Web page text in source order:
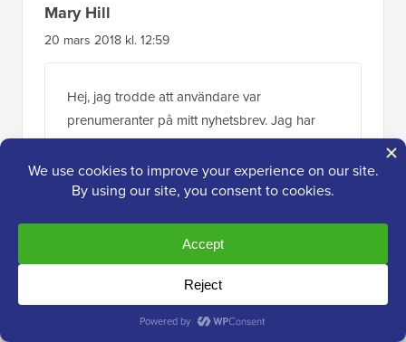
Mary Hill
20 mars 2018 kl. 12:59
Hej, jag trodde att användare var
prenumeranter på mitt nyhetsbrev. Jag har
7000+. Kan jag importera dem till min
Mailchimp?
WPBeginner Support
20 mar 2018 kl. 15:27